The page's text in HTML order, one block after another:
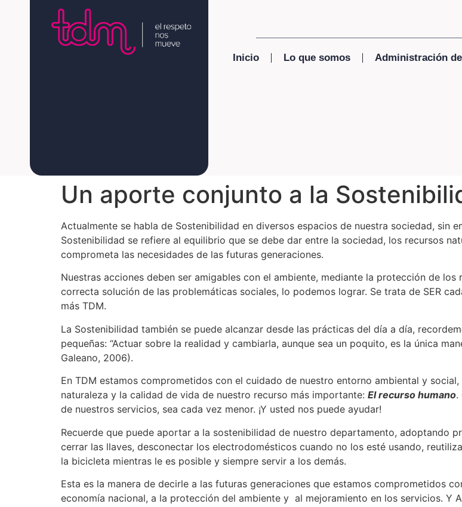
Inicio Lo que somos Administración
Un aporte conjunto a la
Actualmente se habla de Sostenibilidad en diversos espacios de nuestra sociedad, sin
Sostenibilidad se refiere al equilibrio que se debe dar entre la sociedad, los recursos
comprometa las necesidades de las futuras generaciones.
Nuestras acciones deben ser amigables con el ambiente, mediante la protección de
correcta solución de las problemáticas sociales, lo podemos lograr. Se trata de SER
más TDM.
La Sostenibilidad también se puede alcanzar desde las prácticas del día a día,
pequeñas: “Actuar sobre la realidad y cambiarla, aunque sea un poquito, es la única
Galeano, 2006).
En TDM estamos comprometidos con el cuidado de nuestro entorno ambiental y
naturaleza y la calidad de vida de nuestro recurso más importante: El recurso humano.
de nuestros servicios, sea cada vez menor. ¡Y usted nos puede ayudar!
Recuerde que puede aportar a la sostenibilidad de nuestro departamento, adoptando
cerrar las llaves, desconectar los electrodomésticos cuando no los esté usando,
la bicicleta mientras le es posible y siempre servir a los demás.
Esta es la manera de decirle a las futuras generaciones que estamos comprometidos
economía nacional, a la protección del ambiente y al mejoramiento en los servicios. Y